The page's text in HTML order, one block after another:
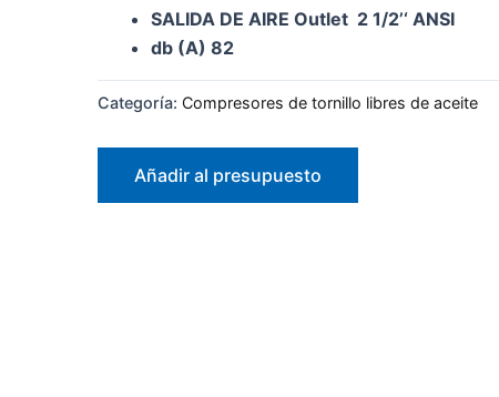
SALIDA DE AIRE Outlet 2 1/2’‘ ANSI
db (A) 82
Categoría: Compresores de tornillo libres de aceite
Añadir al presupuesto